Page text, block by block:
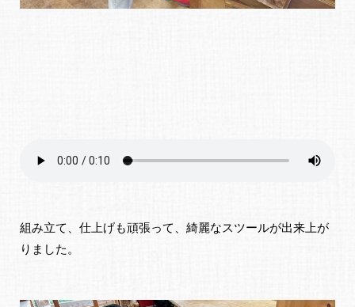
組み立て、仕上げも頑張って、綺麗なスツールが出来上が
りました。